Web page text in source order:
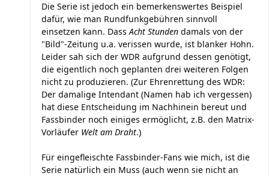
Die Serie ist jedoch ein bemerkenswertes Beispiel
dafür, wie man Rundfunkgebühren sinnvoll
einsetzen kann. DassAcht Stunden damals von der
"Bild"-Zeitung u.a. verissen wurde, ist blanker Hohn.
Leider sah sich der WDR aufgrund dessen genötigt,
die eigentlich noch geplanten drei weiteren Folgen
nicht zu produzieren. (Zur Ehrenrettung des WDR:
Der damalige Intendant (Namen hab ich vergessen)
hat diese Entscheidung im Nachhinein bereut und
Fassbinder noch einiges ermöglicht, z.B. den Matrix-
Vorläufer Welt am Draht.)
Für eingefleischte Fassbinder-Fans wie mich, ist die
Serie natürlich ein Muss (auch wenn sie nicht an